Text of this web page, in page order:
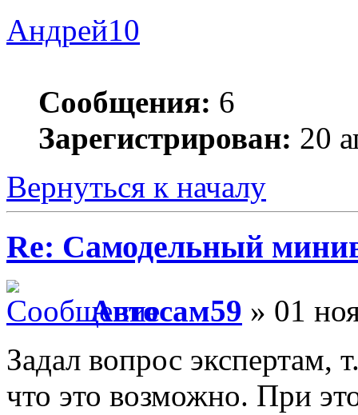
Андрей10
Сообщения: 6
Зарегистрирован: 20
Вернуться к началу
Re: Самодельный
Автосам59 » 01
Задал вопрос экспертам,
что это возможно. При